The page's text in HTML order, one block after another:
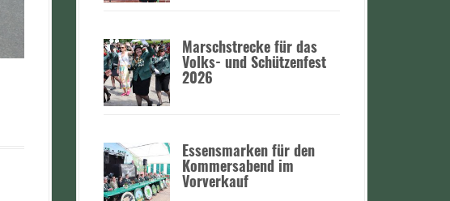
Marschstrecke für das
Volks- und Schützenfest
2026
Essensmarken für den
Kommersabend im
Vorverkauf